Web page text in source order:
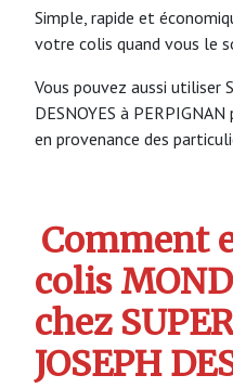
Simple, rapide et
votre colis quand vous le
Vous pouvez aussi utiliser
DESNOYES à
en provenance des
Comment
colis
chez
JOSEPH